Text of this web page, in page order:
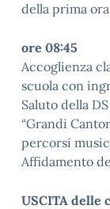
della prima ora
ore 08:45
Accoglienza
scuola con
Saluto della
“Grandi
percorsi
Affidamento
USCITA delle